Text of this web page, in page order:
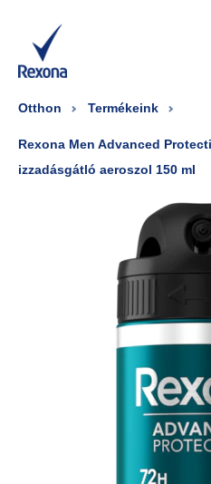
Otthon Termékeink
Rexona Men Advanced
izzadásgátló aeroszol 150 ml